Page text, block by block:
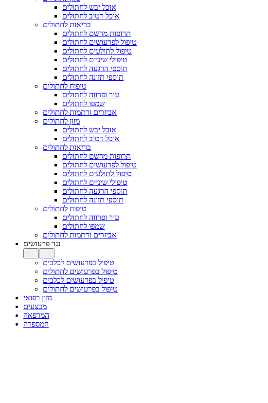
אוכל יבש לחתולים
אוכל רטוב לחתולים
בריאות לחתולים
תרופות מרשם לחתולים
טיפול לפרעושים לחתולים
טיפול לתולעים לחתולים
טיפולי שיניים לחתולים
תוספי הרגעה לחתולים
תוספי תזונה לחתולים
טיפוח לחתולים
עור ופרווה לחתולים
שמפו לחתולים
אביזרים ורתמות לחתולים
מזון לחתולים
אוכל יבש לחתולים
אוכל רטוב לחתולים
בריאות לחתולים
תרופות מרשם לחתולים
טיפול לפרעושים לחתולים
טיפול לתולעים לחתולים
טיפולי שיניים לחתולים
תוספי הרגעה לחתולים
תוספי תזונה לחתולים
טיפוח לחתולים
עור ופרווה לחתולים
שמפו לחתולים
אביזרים ורתמות לחתולים
נגד פרעושים
טיפול בפרעושים לכלבים
טיפול בפרעושים לחתולים
טיפול בפרעושים לכלבים
טיפול בפרעושים לחתולים
מזון רפואי
מבצעים
המרפאה
המספרה